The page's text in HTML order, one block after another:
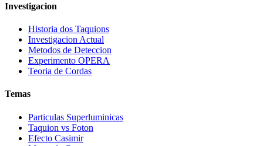
Investigacion
Historia dos Taquions
Investigacion Actual
Metodos de Deteccion
Experimento OPERA
Teoria de Cordas
Temas
Particulas Superluminicas
Taquion vs Foton
Efecto Casimir